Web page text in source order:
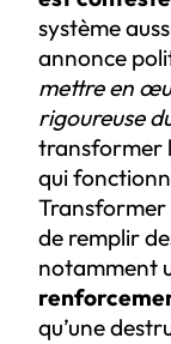
système
annonce
mettre en
rigoureuse
transformer
qui
Transformer
de remplir
notamment
qu’une